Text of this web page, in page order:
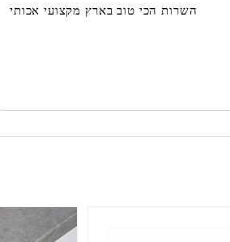
השרות הכי טוב בארץ מקצועי אכותי